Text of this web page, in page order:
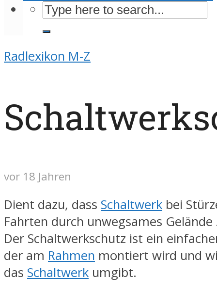
Radlexikon M-Z
vor 18 Jahren
Dient dazu, dass Schaltwerk bei
Fahrten durch unwegsames
Der Schaltwerkschutz ist ein
der am Rahmen montiert wird und
das Schaltwerk umgibt.